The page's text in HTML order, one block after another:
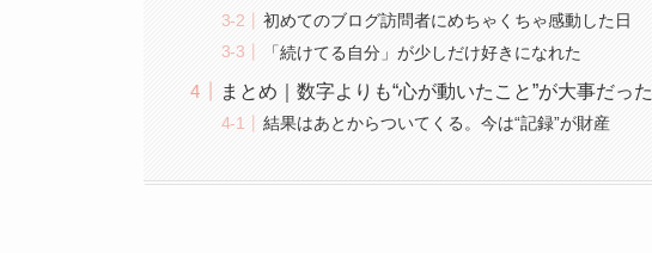
初めてのブログ訪問者にめちゃくちゃ感動した日
「続けてる自分」が少しだけ好きになれた
まとめ｜数字よりも“心が動いたこと”が大事だった
結果はあとからついてくる。今は“記録”が財産